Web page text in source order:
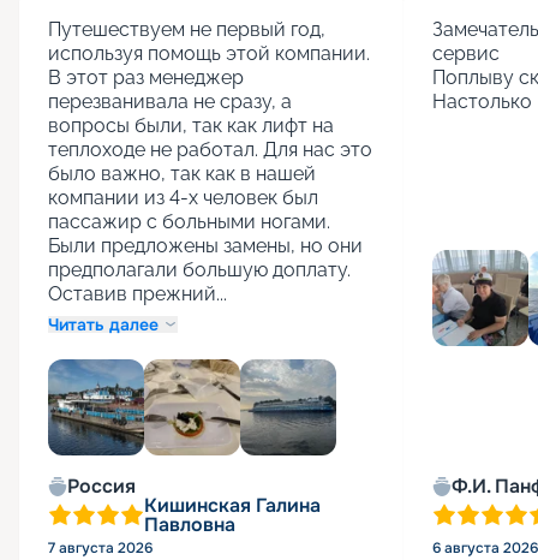
Путешествуем не первый год,
используя помощь этой компании.
В этот раз менеджер
перезванивала не сразу, а
вопросы были, так как лифт на
теплоходе не работал. Для нас это
было важно, так как в нашей
компании из 4-х человек был
пассажир с больными ногами.
Были предложены замены, но они
предполагали большую доплату.
Оставив прежний...
Читать далее
Россия
Кишинская Галина
Павловна
7 августа 2026
сервис
Поплыву
Ф.И.
6 августа 2026